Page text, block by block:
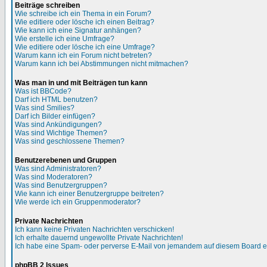
Beiträge schreiben
Wie schreibe ich ein Thema in ein Forum?
Wie editiere oder lösche ich einen Beitrag?
Wie kann ich eine Signatur anhängen?
Wie erstelle ich eine Umfrage?
Wie editiere oder lösche ich eine Umfrage?
Warum kann ich ein Forum nicht betreten?
Warum kann ich bei Abstimmungen nicht mitmachen?
Was man in und mit Beiträgen tun kann
Was ist BBCode?
Darf ich HTML benutzen?
Was sind Smilies?
Darf ich Bilder einfügen?
Was sind Ankündigungen?
Was sind Wichtige Themen?
Was sind geschlossene Themen?
Benutzerebenen und Gruppen
Was sind Administratoren?
Was sind Moderatoren?
Was sind Benutzergruppen?
Wie kann ich einer Benutzergruppe beitreten?
Wie werde ich ein Gruppenmoderator?
Private Nachrichten
Ich kann keine Privaten Nachrichten verschicken!
Ich erhalte dauernd ungewollte Private Nachrichten!
Ich habe eine Spam- oder perverse E-Mail von jemandem auf diesem Board
phpBB 2 Issues